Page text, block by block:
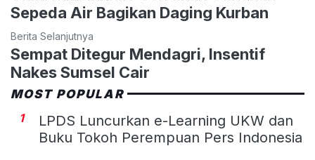
Sepeda Air Bagikan Daging Kurban
Berita Selanjutnya
Sempat Ditegur Mendagri, Insentif
Nakes Sumsel Cair
MOST POPULAR
1
LPDS Luncurkan e-Learning UKW dan
Buku Tokoh Perempuan Pers Indonesia